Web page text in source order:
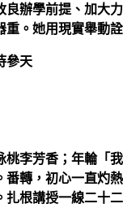
良辦學前提、加大
重。她用現實舉動
參天
桃李芳香；年輪「
番轉，初心一直灼
扎根講授一線二十